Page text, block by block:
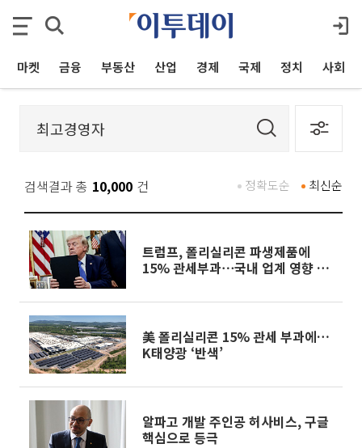
마켓 금융 부동산 산업 경제 국제 정치 사회
검색결과 총 10,000 건 최신순
정확도순
트럼프, 폴리실리콘 파생제품에
15% 관세부과⋯국내 업계 영향 촉
美 폴리실리콘 15% 관세 부과에…
K태양광 ‘반색’
알파고 개발 주인공 허사비스, 구글
핵심으로 등극